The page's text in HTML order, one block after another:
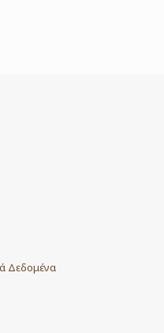
Δεδομένα